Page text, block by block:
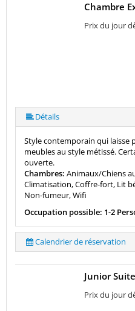
Chambre
Prix du jour
Détails
Style contemporain qui laisse
meubles au style métissé.
ouverte.
Chambres: Animaux/Chiens
Climatisation, Coffre-fort, Lit
Non-fumeur, Wifi
Occupation possible: 1-2
Calendrier de réservation
Junior
Prix du jour